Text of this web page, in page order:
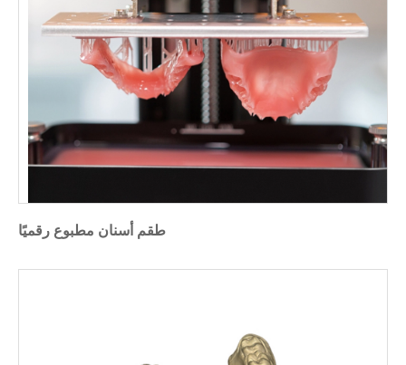
طقم أسنان مطبوع رقميًا